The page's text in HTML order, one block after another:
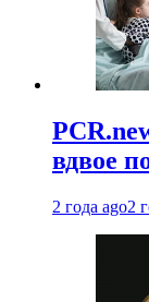
вдвое
2 года ago2